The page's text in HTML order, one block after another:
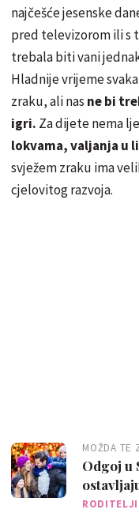
najčešće jesenske
pred televizorom ili s
trebala biti vani
Hladnije vrijeme
zraku, ali nas ne bi
igri. Za dijete nema
lokvama, valjanja u
svježem zraku ima
cjelovitog razvoja.
MOŽDA TE
Odgoj u
RODITELJI